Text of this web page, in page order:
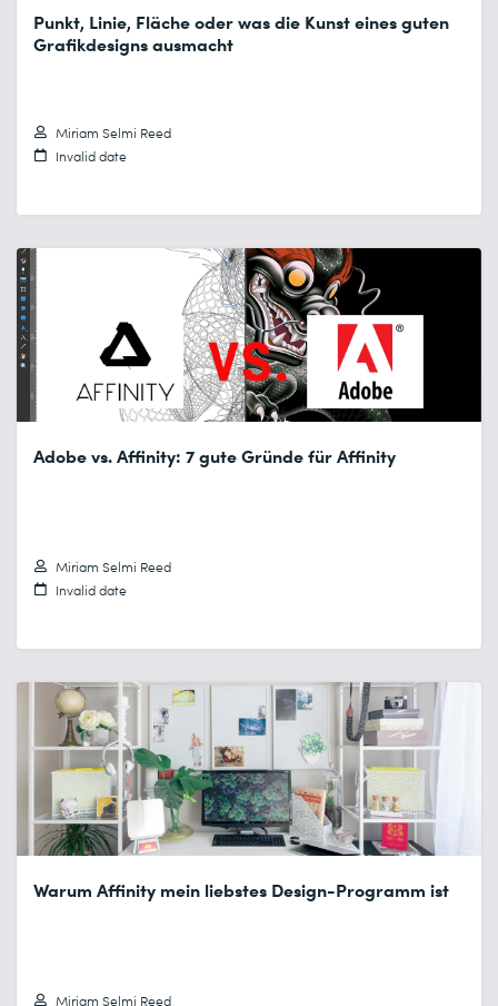
Punkt, Linie, Fläche oder was die Kunst eines guten
Grafikdesigns ausmacht
Miriam Selmi Reed
Invalid date
Adobe vs. Affinity: 7 gute Gründe für Affinity
Miriam Selmi Reed
Invalid date
Warum Affinity mein liebstes Design-Programm ist
Miriam Selmi Reed